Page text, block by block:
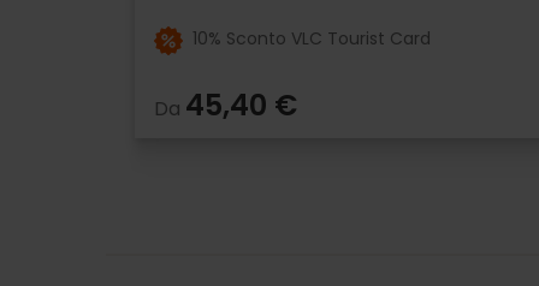
10% Sconto VLC Tourist Card
Da 45,40 €